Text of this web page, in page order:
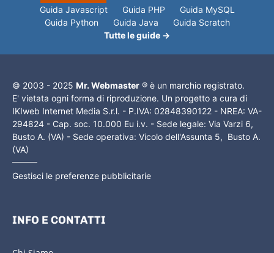
Guida Javascript
Guida PHP
Guida MySQL
Guida Python
Guida Java
Guida Scratch
Tutte le guide →
© 2003 - 2025 Mr. Webmaster ® è un marchio registrato.
E' vietata ogni forma di riproduzione. Un progetto a cura di
IKIweb Internet Media S.r.l. - P.IVA: 02848390122 - NREA: VA-
294824 - Cap. soc. 10.000 Eu i.v. - Sede legale: Via Varzi 6,
Busto A. (VA) - Sede operativa: Vicolo dell'Assunta 5, Busto A.
(VA)
Gestisci le preferenze pubblicitarie
INFO E CONTATTI